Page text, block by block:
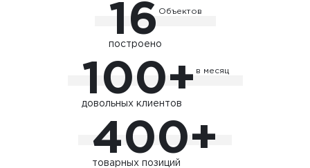
16 Объектов
построено
100+ в месяц
довольных клиентов
400+
товарных позиций